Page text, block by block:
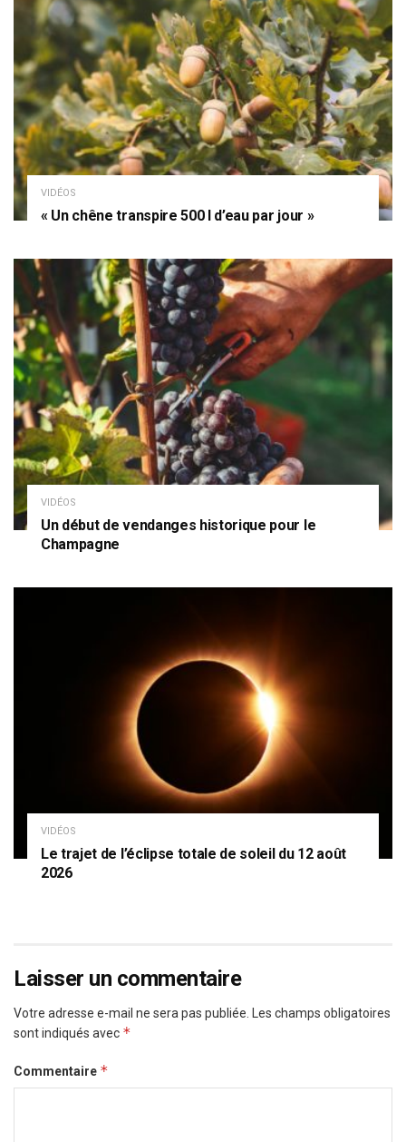
VIDÉOS
« Un chêne transpire 500 l d’eau par jour »
VIDÉOS
Un début de vendanges historique pour le
Champagne
VIDÉOS
Le trajet de l’éclipse totale de soleil du 12 août
2026
Laisser un commentaire
Votre adresse e-mail ne sera pas publiée.
Les champs obligatoires
sont indiqués avec *
Commentaire *